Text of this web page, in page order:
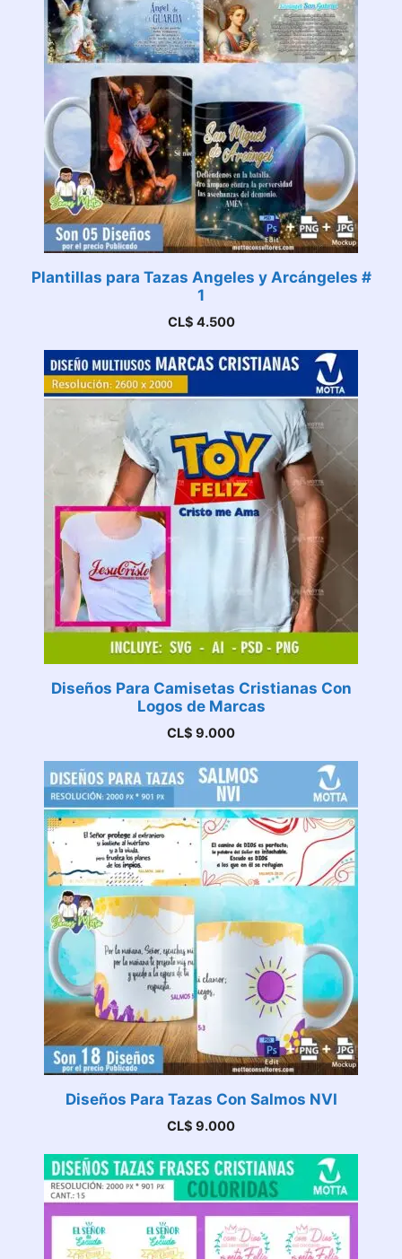
Plantillas para Tazas Angeles y Arcángeles #
1
CL$ 4.500
Diseños Para Camisetas Cristianas Con
Logos de Marcas
CL$ 9.000
Diseños Para Tazas Con Salmos NVI
CL$ 9.000